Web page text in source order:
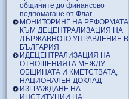
общините до финансово
подпомагане от Флаг
МОНИТОРИНГ НА РЕФОРМАТА
КЪМ ДЕЦЕНТРАЛИЗАЦИЯ НА
ДЪРЖАВНОТО УПРАВЛЕНИЕ В
БЪЛГАРИЯ
ИДЕЦЕНТРАЛИЗАЦИЯ НА
ОТНОШЕНИЯТА МЕЖДУ
ОБЩИНАТА И КМЕТСТВАТА,
НАЦИОНАЛЕН ДОКЛАД
ИЗГРАЖДАНЕ НА
ИНСТИТУЦИИ НА